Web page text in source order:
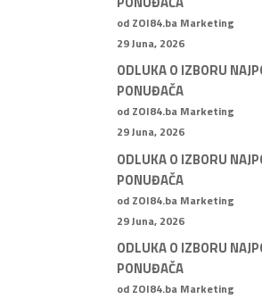
od ZOI84.ba Marketing
29 Juna, 2026
ODLUKA O IZBORU
PONUĐAČA
od ZOI84.ba Marketing
29 Juna, 2026
ODLUKA O IZBORU
PONUĐAČA
od ZOI84.ba Marketing
29 Juna, 2026
ODLUKA O IZBORU
PONUĐAČA
od ZOI84.ba Marketing